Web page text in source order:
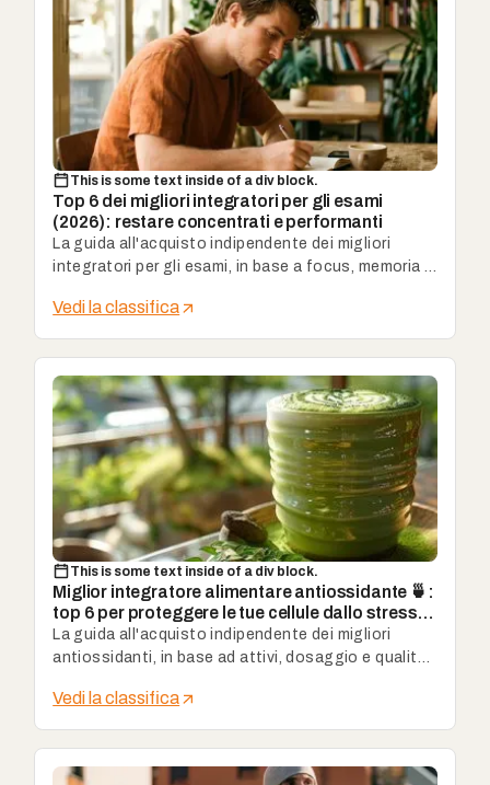
This is some text inside of a div block.
Top 6 dei migliori integratori per gli esami
(2026): restare concentrati e performanti
La guida all'acquisto indipendente dei migliori
integratori per gli esami, in base a focus, memoria e
Vedi la classifica
This is some text inside of a div block.
Miglior integratore alimentare antiossidante 🍵:
top 6 per proteggere le tue cellule dallo stress
ossidativo
La guida all'acquisto indipendente dei migliori
antiossidanti, in base ad attivi, dosaggio e qualità
Vedi la classifica